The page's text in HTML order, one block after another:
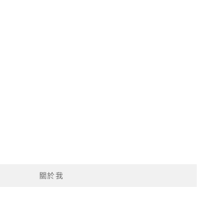
關於我